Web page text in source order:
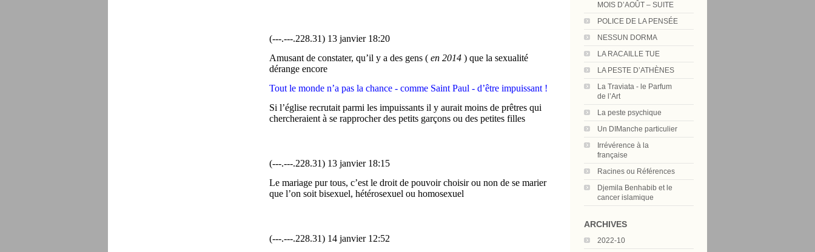
MOIS D’AOÛT – SUITE
POLICE DE LA PENSÉE
NESSUN DORMA
LA RACAILLE TUE
LA PESTE D’ATHÈNES
La Traviata - le Parfum
de l’Art
La peste psychique
Un DIManche particulier
Irrévérence à la
française
Racines ou Références
Djemila Benhabib et le
cancer islamique
ARCHIVES
2022-10
(---.---.228.31) 13 janvier 18:20
Amusant de constater, qu’il y a des gens ( en 2014 ) que la sexualité
dérange encore
Tout le monde n’a pas la chance - comme Saint Paul - d’être impuissant !
Si l’église recrutait parmi les impuissants il y aurait moins de prêtres qui
chercheraient à se rapprocher des petits garçons ou des petites filles
(---.---.228.31) 13 janvier 18:15
Le mariage pur tous, c’est le droit de pouvoir choisir ou non de se marier
que l’on soit bisexuel, hétérosexuel ou homosexuel
(---.---.228.31) 14 janvier 12:52